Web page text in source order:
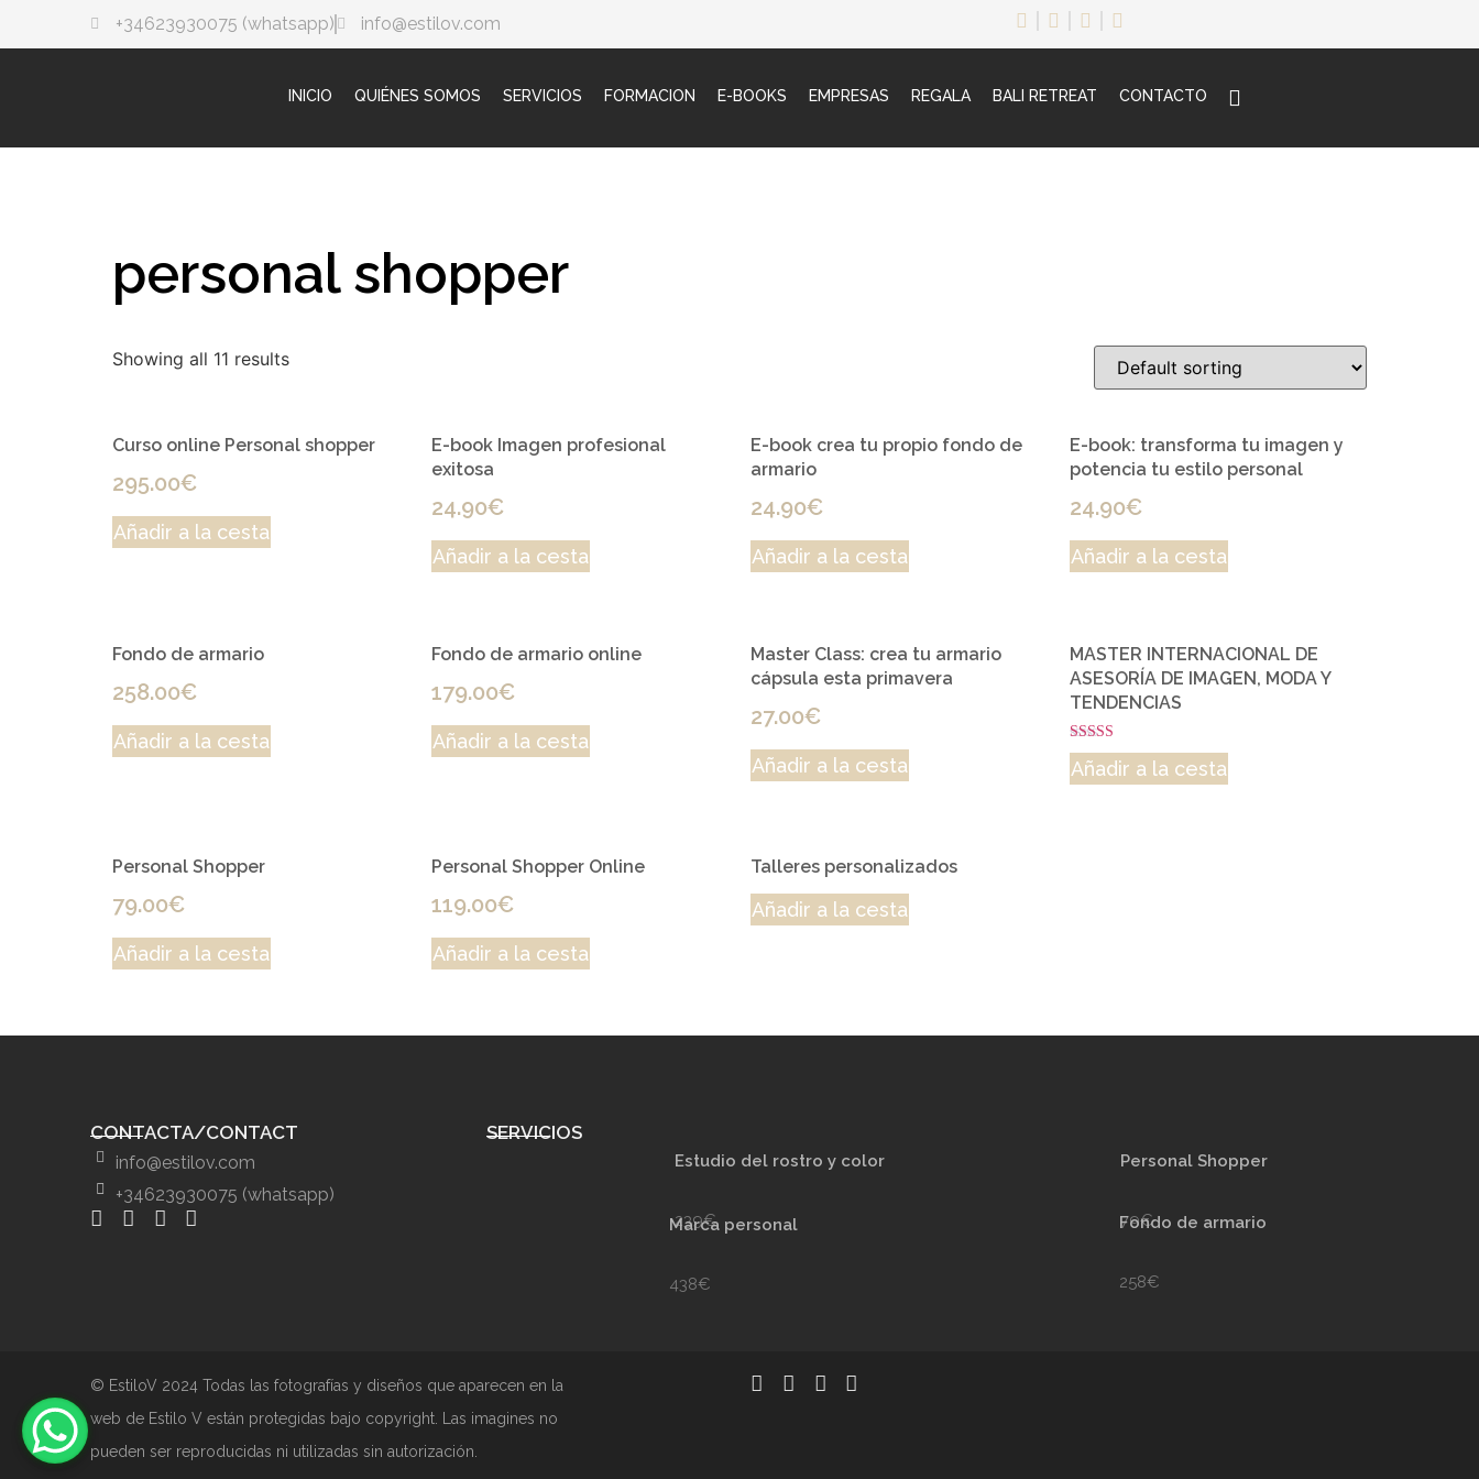
+34623930075 (whatsapp) info@estilov.com
INICIO QUIÉNES SOMOS SERVICIOS FORMACION E-BOOKS EMPRESAS REGALA BALI RETREAT CONTACTO
personal shopper
Showing all 11 results
Curso online Personal shopper
295.00€
Añadir a la cesta
E-book Imagen profesional
exitosa
24.90€
Añadir a la cesta
E-book crea tu propio fondo de
armario
24.90€
Añadir a la cesta
E-book: transforma tu imagen y
potencia tu estilo personal
24.90€
Añadir a la cesta
Fondo de armario
258.00€
Añadir a la cesta
Fondo de armario online
179.00€
Añadir a la cesta
Master Class: crea tu armario
cápsula esta primavera
27.00€
Añadir a la cesta
MASTER INTERNACIONAL DE
ASESORÍA DE IMAGEN, MODA Y
TENDENCIAS
Rated
5.00
out of 5
Añadir a la cesta
Personal Shopper
79.00€
Añadir a la cesta
Personal Shopper Online
119.00€
Añadir a la cesta
Talleres personalizados
Añadir a la cesta
CONTACTA/CONTACT
info@estilov.com
+34623930075 (whatsapp)
SERVICIOS
Estudio del rostro y color
239€
Personal Shopper
79€
Marca personal
438€
Fondo de armario
258€
© EstiloV 2024 Todas las fotografías y diseños que aparecen en la
web de Estilo V están protegidas bajo copyright. Las imagines no
pueden ser reproducidas ni utilizadas sin autorización.